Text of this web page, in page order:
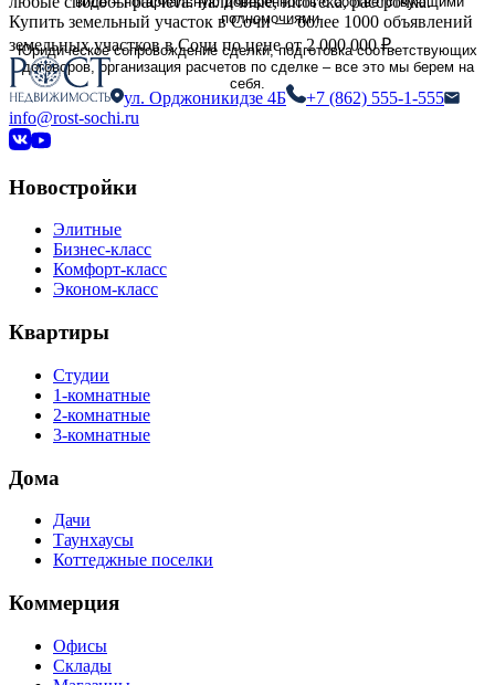
полномочиями
Юридическое сопровождение сделки, подготовка соответствующих
договоров, организация расчетов по сделке – все это мы берем на
себя.
Купить земельный участок в Сочи — более 1000 объявлений
земельных участков в Сочи по цене от 2 000 000 ₽.
ул. Орджоникидзе 4Б
+7 (862) 555-1-555
info@rost-sochi.ru
Новостройки
Элитные
Бизнес-класс
Комфорт-класс
Эконом-класс
Квартиры
Студии
1-комнатные
2-комнатные
3-комнатные
Дома
Дачи
Таунхаусы
Коттеджные поселки
Коммерция
Офисы
Склады